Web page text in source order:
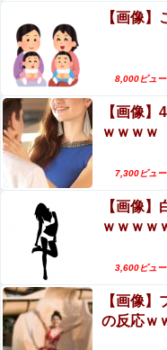
寺田心さん(18)、筋ト
像あり）
Powered by livedoor 相互
【画像
8,000ビュー
【画像
ｗｗｗｗ
7,300ビュー
【画像
ｗｗｗｗ
3,600ビュー
【画像
の反応ｗ